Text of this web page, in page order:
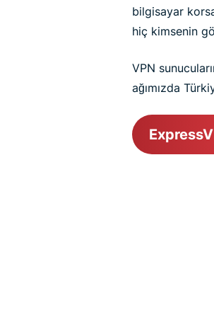
bilgisayar
hiç kimsenin
VPN
ağımızda